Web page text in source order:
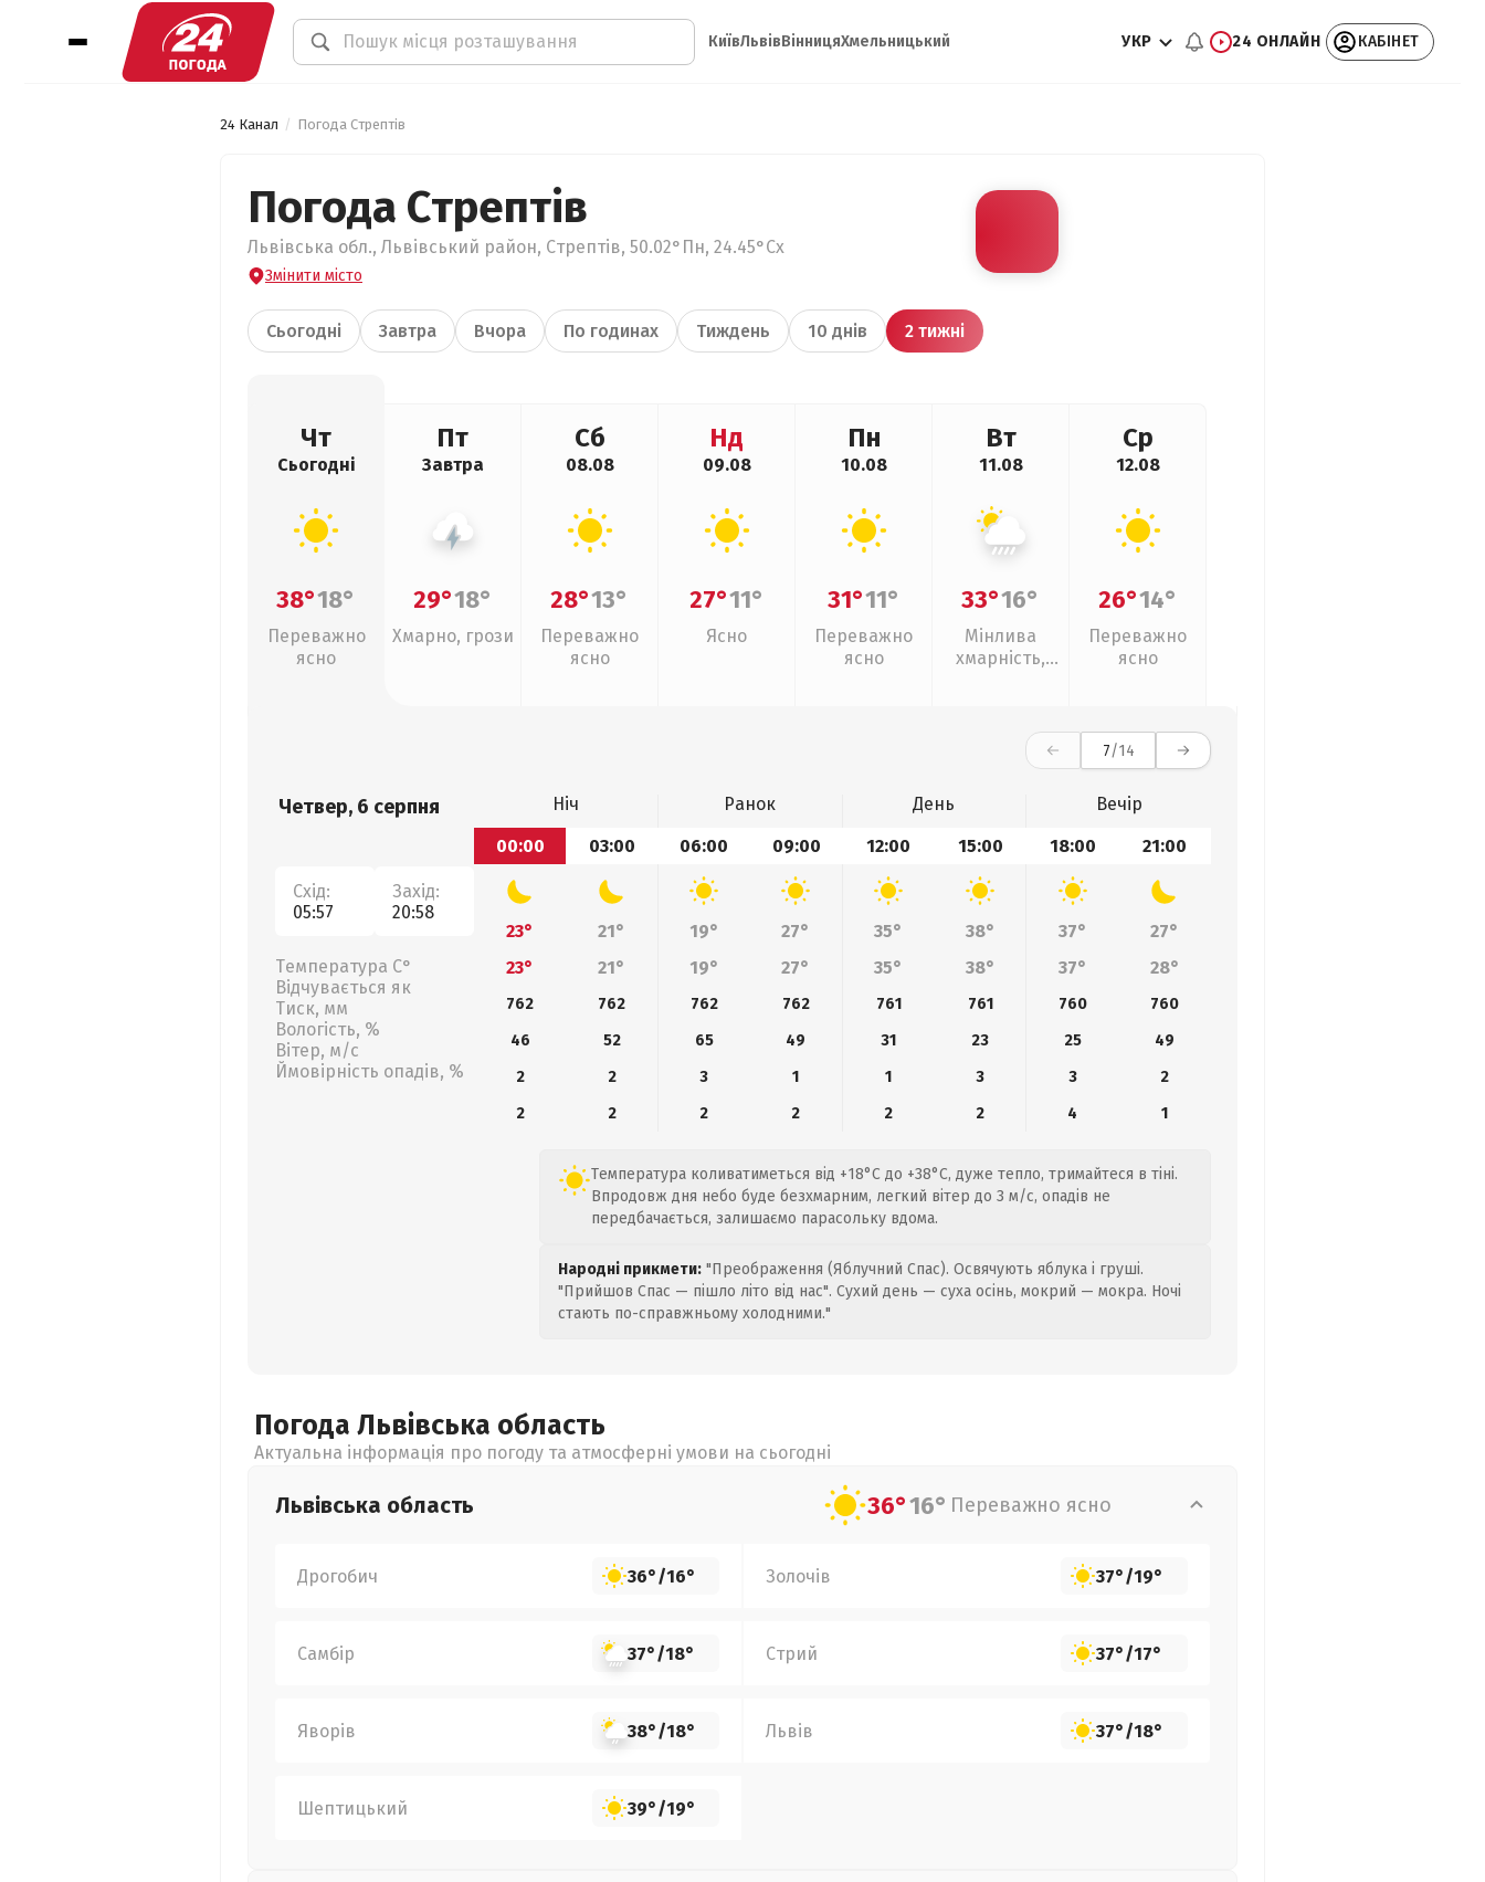
КиївЛьвівВінницяХмельницький УКР 24 ОНЛАЙН КАБІНЕТ
24 Канал Погода Стрептів
Погода Стрептів
Львівська обл., Львівський район, Стрептів, 50.02°Пн, 24.45°Сх
Змінити місто
Сьогодні Завтра Вчора По годинах Тиждень 10 днів 2 тижні
Чт
Сьогодні
38°18°
Переважно
ясно
Пт
Завтра
29°18°
Хмарно, грози
Сб
08.08
28°13°
Переважно
ясно
Нд
09.08
27°11°
Ясно
Пн
10.08
31°11°
Переважно
ясно
Вт
11.08
33°16°
Мінлива
хмарність,
Ср
12.08
26°14°
Переважно
ясно
7/14
Четвер, 6 серпня
Схід:
05:57
Захід:
20:58
Температура С°
Відчувається як
Тиск, мм
Вологість, %
Вітер, м/с
Ймовірність опадів, %
Ніч Ранок День
Вечір
00:00
03:00 06:00 09:00 12:00 15:00 18:00 21:00
23° 21° 19° 27° 35° 38° 37°
27°
23°
21° 19° 27° 35° 38° 37° 28°
762 762 762 762 761 761 760
760
46
52 65 49 31 23 25
49
2
2 3 1 1 3 3
2
2
2 2 2 2 2 4 1
Температура коливатиметься від +18°C до +38°C, дуже тепло, тримайтеся в тіні.
Впродовж дня небо буде безхмарним, легкий вітер до 3 м/с, опадів не
передбачається, залишаємо парасольку вдома.
Народні прикмети: "Преображення (Яблучний Спас). Освячують яблука і груші.
"Прийшов Спас — пішло літо від нас". Сухий день — суха осінь, мокрий — мокра. Ночі
стають по-справжньому холодними."
Погода Львівська область
Актуальна інформація про погоду та атмосферні умови на сьогодні
Львівська область 36°16° Переважно ясно
Дрогобич 36°/16° Золочів 37°/19°
Самбір 37°/18° Стрий 37°/17°
Яворів 38°/18° Львів 37°/18°
Шептицький 39°/19°